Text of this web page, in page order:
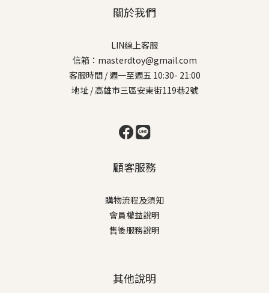
關於我們
LIN線上客服
信箱：masterdtoy@gmail.com
客服時間 / 週一至週五 10:30- 21:00
地址 / 高雄市三區安東街119巷2號
顧客服務
購物流程及須知
會員權益說明
售後服務說明
其他說明